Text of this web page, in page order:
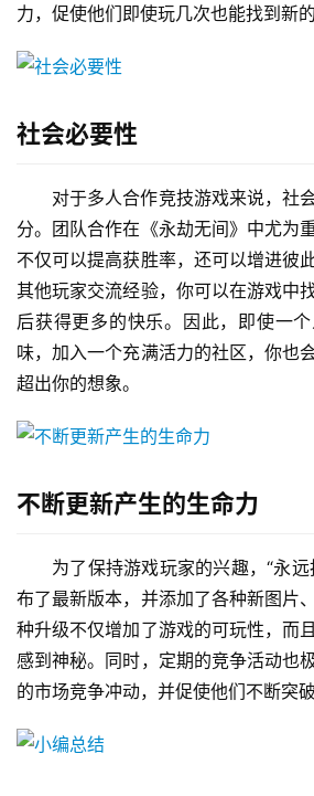
力，促使他们即使玩几次也能找到新的
社会必要性
对于多人合作竞技游戏来说，社
分。团队合作在《永劫无间》中尤为
不仅可以提高获胜率，还可以增进彼
其他玩家交流经验，你可以在游戏中
后获得更多的快乐。因此，即使一
味，加入一个充满活力的社区，你也
超出你的想象。
不断更新产生的生命力
为了保持游戏玩家的兴趣，“永
布了最新版本，并添加了各种新图片
种升级不仅增加了游戏的可玩性，而
感到神秘。同时，定期的竞争活动也
的市场竞争冲动，并促使他们不断突破